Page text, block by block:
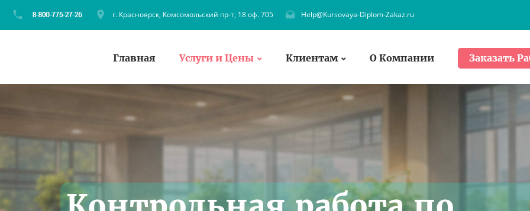
г. Красноярск, Комсомольский пр-т, 18 оф. 705 Help@Kursovaya-Diplom-Zakaz.ru
Главная Услуги и Цены Клиентам О Компании Заказать